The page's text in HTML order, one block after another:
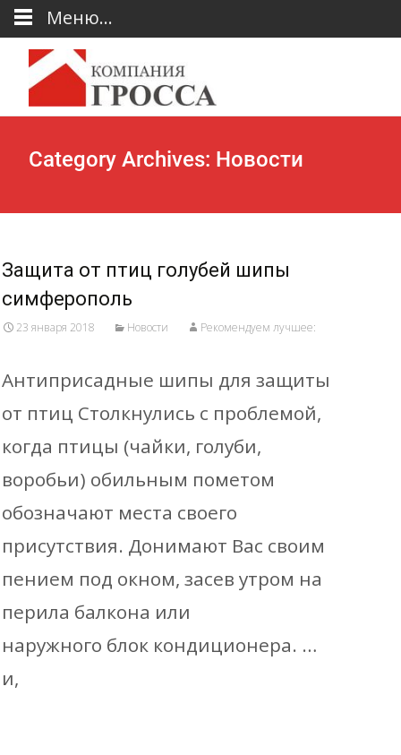
Category Archives: Новости
Защита от птиц голубей шипы
симферополь
23 января 2018 Новости Рекомендуем лучшее:
Антиприсадные шипы для защиты
от птиц Столкнулись с проблемой,
когда птицы (чайки, голуби,
воробьи) обильным пометом
обозначают места своего
присутствия. Донимают Вас своим
пением под окном, засев утром на
перила балкона или
наружного блок кондиционера. …
и,
Меню...